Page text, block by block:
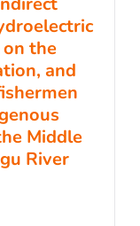
the
and
Middle
River